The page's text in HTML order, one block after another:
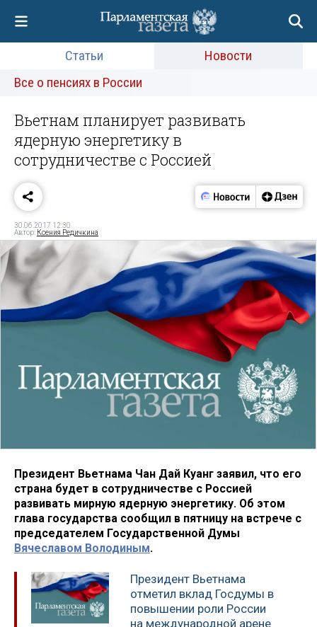
Статьи
Новости
Все о пенсиях в России
Вьетнам планирует развивать
ядерную энергетику в
сотрудничестве с Россией
30.06.2017 12:30
Автор: Ксения Редичкина
Президент Вьетнама Чан Дай Куанг заявил, что его
страна будет в сотрудничестве с Россией
развивать мирную ядерную энергетику. Об этом
глава государства сообщил в пятницу на встрече с
председателем Государственной Думы
Вячеславом Володиным.
Президент Вьетнама
отметил вклад Госдумы в
повышении роли России
на международной арене